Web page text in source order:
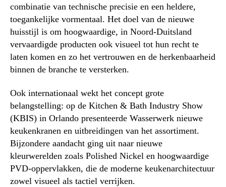
combinatie van technische precisie en een heldere,
toegankelijke vormentaal. Het doel van de nieuwe
huisstijl is om hoogwaardige, in Noord-Duitsland
vervaardigde producten ook visueel tot hun recht te
laten komen en zo het vertrouwen en de herkenbaarheid
binnen de branche te versterken.
Ook internationaal wekt het concept grote
belangstelling: op de Kitchen & Bath Industry Show
(KBIS) in Orlando presenteerde Wasserwerk nieuwe
keukenkranen en uitbreidingen van het assortiment.
Bijzondere aandacht ging uit naar nieuwe
kleurwerelden zoals Polished Nickel en hoogwaardige
PVD-oppervlakken, die de moderne keukenarchitectuur
zowel visueel als tactiel verrijken.